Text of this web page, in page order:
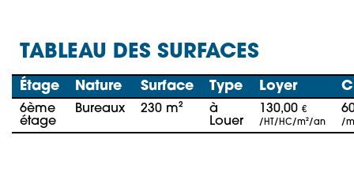
TABLEAU DES SURFACES
Étage Nature Surface Type Loyer
6ème
étage
Bureaux 230 m²
à
Louer
130,00 €
/HT/HC/m²/an
/